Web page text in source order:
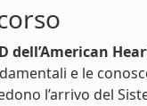
dell’American
e le
l’arrivo del